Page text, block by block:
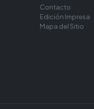
Contacto
Edición Impresa
Mapa del Sitio